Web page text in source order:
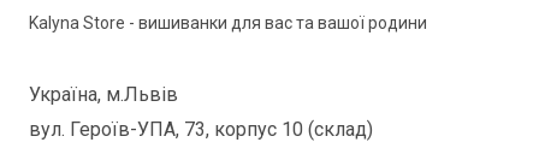
Kalyna Store - вишиванки для вас та вашої родини
Україна, м.Львів
вул. Героїв-УПА, 73, корпус 10 (склад)